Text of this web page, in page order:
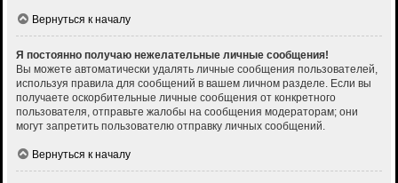
Вернуться к началу
Я постоянно получаю нежелательные личные сообщения!
Вы можете автоматически удалять личные сообщения пользователей,
используя правила для сообщений в вашем личном разделе. Если вы
получаете оскорбительные личные сообщения от конкретного
пользователя, отправьте жалобы на сообщения модераторам; они
могут запретить пользователю отправку личных сообщений.
Вернуться к началу